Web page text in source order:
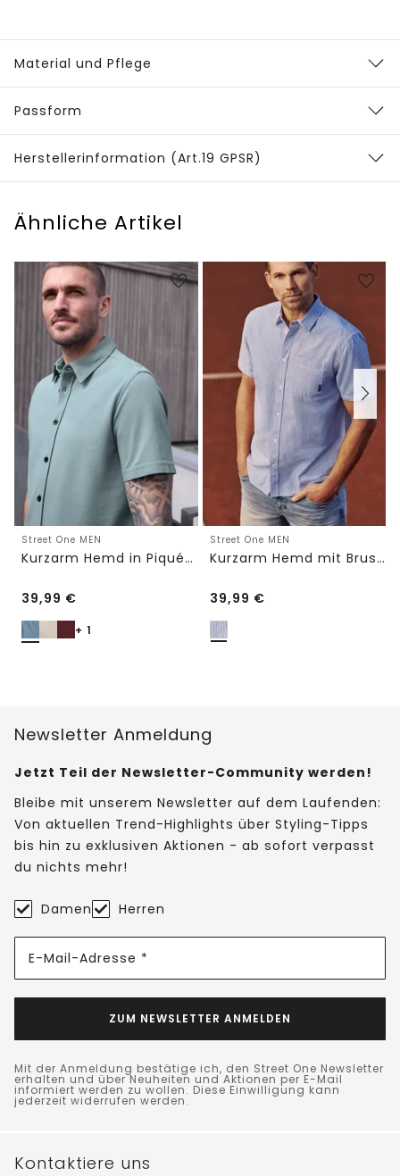
Material und Pflege
Passform
Herstellerinformation (Art.19 GPSR)
Ähnliche Artikel
Street One MEN
Kurzarm Hemd in Piqué-Qualität
39,99 €
+ 1
Street One MEN
Kurzarm Hemd mit Brusttasche und Streifen
39,99 €
Newsletter Anmeldung
Jetzt Teil der Newsletter-Community werden!
Bleibe mit unserem Newsletter auf dem Laufenden:
Von aktuellen Trend-Highlights über Styling-Tipps
bis hin zu exklusiven Aktionen - ab sofort verpasst
du nichts mehr!
Damen Herren
E-Mail-Adresse *
ZUM NEWSLETTER ANMELDEN
Mit der Anmeldung bestätige ich, den Street One Newsletter
erhalten und über Neuheiten und Aktionen per E-Mail
informiert werden zu wollen. Diese Einwilligung kann
jederzeit widerrufen werden.
Kontaktiere uns